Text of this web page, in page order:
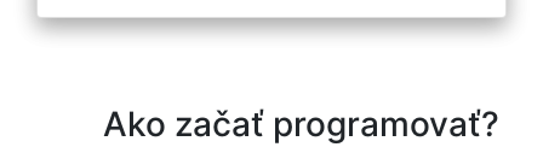
Ako začať programovať?